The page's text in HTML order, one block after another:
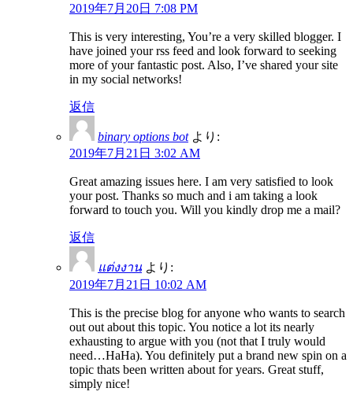
2019年7月20日 7:08 PM
This is very interesting, You’re a very skilled blogger. I
have joined your rss feed and look forward to seeking
more of your fantastic post. Also, I’ve shared your site
in my social networks!
返信
binary options bot より:
2019年7月21日 3:02 AM
Great amazing issues here. I am very satisfied to look
your post. Thanks so much and i am taking a look
forward to touch you. Will you kindly drop me a mail?
返信
แต่งงาน より:
2019年7月21日 10:02 AM
This is the precise blog for anyone who wants to search
out out about this topic. You notice a lot its nearly
exhausting to argue with you (not that I truly would
need…HaHa). You definitely put a brand new spin on a
topic thats been written about for years. Great stuff,
simply nice!